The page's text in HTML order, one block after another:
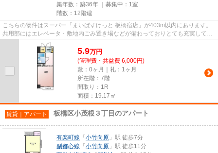
築年数：築36年 ｜募集中： 1室
階数：12階建
こちらの物件はスーパー「まいばすけっと 板橋宿店」が403m以内にあります。
共用部にはエレベータ・敷地内ごみ置き場などが備わっておりとても充実してい
ます。12階建てで、街並みに溶...
5.9万円
(管理費・共益費 6,000円)
敷：0ヶ月｜礼：1ヶ月
所在階：7階
間取り：1R
面積：19.17㎡
賃貸｜アパート 板橋区小茂根３丁目のアパート
有楽町線 「 小竹向原 」駅 徒歩7分
副都心線 「 小竹向原 」駅 徒歩11分